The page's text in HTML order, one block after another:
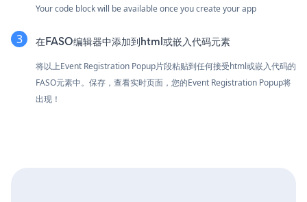
Your code block will be available once you create your app
在FASO编辑器中添加到html或嵌入代码元素
将以上Event Registration Popup片段粘贴到任何接受html或嵌入代码的
FASO元素中。保存，查看实时页面，您的Event Registration Popup将
出现！